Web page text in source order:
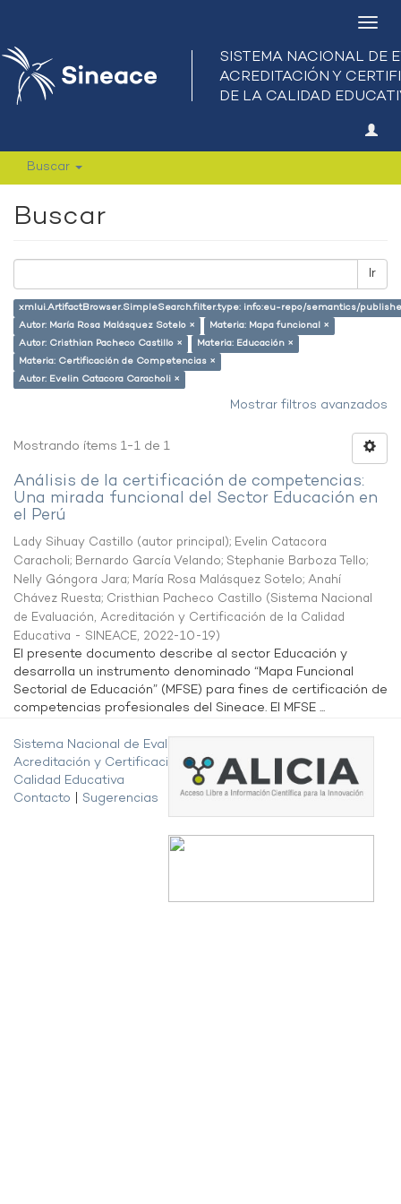
Buscar
Buscar
Ir
xmlui.ArtifactBrowser.SimpleSearch.filter.type: info:eu-repo/semantics/
Autor: María Rosa Malásquez Sotelo ×
Materia: Mapa funcional ×
Autor: Cristhian Pacheco Castillo ×
Materia: Educación ×
Materia: Certificación de Competencias ×
Autor: Evelin Catacora Caracholi ×
Mostrar filtros avanzados
Mostrando ítems 1-1 de 1
Análisis de la certificación de competencias:
Una mirada funcional del Sector Educación en
el Perú
Lady Sihuay Castillo (autor principal); Evelin Catacora
Caracholi; Bernardo García Velando; Stephanie Barboza Tello;
Nelly Góngora Jara; María Rosa Malásquez Sotelo; Anahí
Chávez Ruesta; Cristhian Pacheco Castillo (Sistema Nacional
de Evaluación, Acreditación y Certificación de la Calidad
Educativa - SINEACE, 2022-10-19)
El presente documento describe al sector Educación y
desarrolla un instrumento denominado “Mapa Funcional
Sectorial de Educación” (MFSE) para fines de certificación de
competencias profesionales del Sineace. El MFSE ...
Sistema Nacional de Evaluación,
Acreditación y Certificación de la
Calidad Educativa
Contacto
Sugerencias